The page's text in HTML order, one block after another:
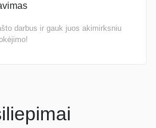
darbus ir gauk juos akimirksniu